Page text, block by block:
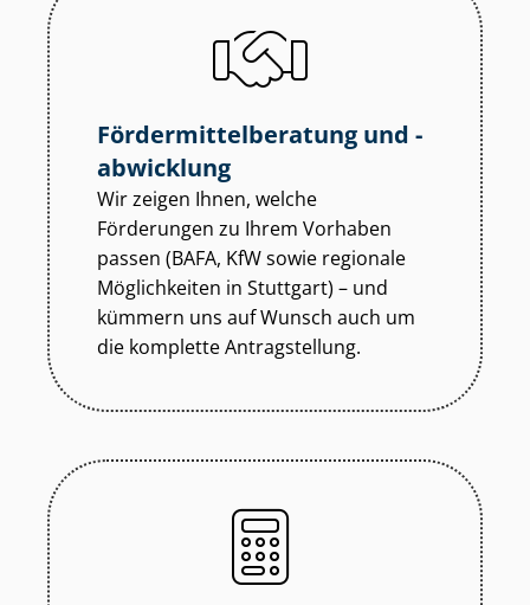
För­der­mit­tel­be­ra­tung und -
abwicklung
Wir zeigen Ihnen, welche
Förderungen zu Ihrem Vorhaben
passen (BAFA, KfW sowie regionale
Möglichkeiten in Stuttgart) – und
kümmern uns auf Wunsch auch um
die komplette Antragstellung.